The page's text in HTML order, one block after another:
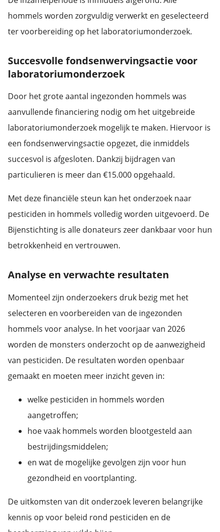
hommels worden zorgvuldig verwerkt en geselecteerd
ter voorbereiding op het laboratoriumonderzoek.
Succesvolle fondsenwervingsactie voor
laboratoriumonderzoek
Door het grote aantal ingezonden hommels was
aanvullende financiering nodig om het uitgebreide
laboratoriumonderzoek mogelijk te maken. Hiervoor is
een fondsenwervingsactie opgezet, die inmiddels
succesvol is afgesloten. Dankzij bijdragen van
particulieren is meer dan €15.000 opgehaald.
Met deze financiële steun kan het onderzoek naar
pesticiden in hommels volledig worden uitgevoerd. De
Bijenstichting is alle donateurs zeer dankbaar voor hun
betrokkenheid en vertrouwen.
Analyse en verwachte resultaten
Momenteel zijn onderzoekers druk bezig met het
selecteren en voorbereiden van de ingezonden
hommels voor analyse. In het voorjaar van 2026
worden de monsters onderzocht op de aanwezigheid
van pesticiden. De resultaten worden openbaar
gemaakt en moeten meer inzicht geven in:
welke pesticiden in hommels worden
aangetroffen;
hoe vaak hommels worden blootgesteld aan
bestrijdingsmiddelen;
en wat de mogelijke gevolgen zijn voor hun
gezondheid en voortplanting.
De uitkomsten van dit onderzoek leveren belangrijke
kennis op voor beleid rond pesticiden en de